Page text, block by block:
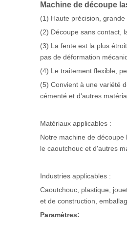
Machine de découpe
(1) Haute précision,
(2) Découpe sans contact,
(3) La fente est la plus
pas de déformation
(4) Le traitement flexible,
(5) Convient à une variété
cémenté et d'autres
Matériaux applicables :
Notre machine de découpe
le caoutchouc et d'autres
Industries applicables :
Caoutchouc, plastique,
et de construction,
Paramètres: